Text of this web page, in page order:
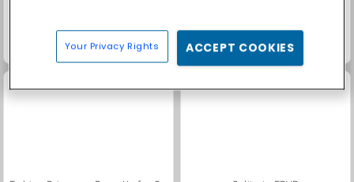
Scala 40 Trollface Quest: USA 2
Your Privacy Rights ACCEPT COOKIES